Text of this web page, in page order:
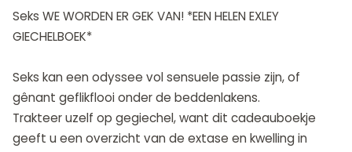
Seks WE WORDEN ER GEK VAN! *EEN HELEN EXLEY
GIECHELBOEK*
Seks kan een odyssee vol sensuele passie zijn, of
gênant geflikflooi onder de beddenlakens.
Trakteer uzelf op gegiechel, want dit cadeauboekje
geeft u een overzicht van de extase en kwelling in